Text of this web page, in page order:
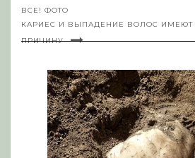
ВСЕ! ФОТО
КАРИЕС И ВЫПАДЕНИЕ ВОЛОС ИМЕЮТ
ПРИЧИНУ